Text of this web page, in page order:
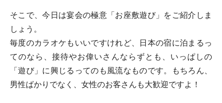
そこで、今日は宴会の極意「お座敷遊び」をご紹介しま
しょう。
毎度のカラオケもいいですけれど、日本の宿に泊まるっ
てのなら、接待やお偉いさんならずとも、いっぱしの
「遊び」に興じるってのも風流なものです。もちろん、
男性ばかりでなく、女性のお客さんも大歓迎ですよ！